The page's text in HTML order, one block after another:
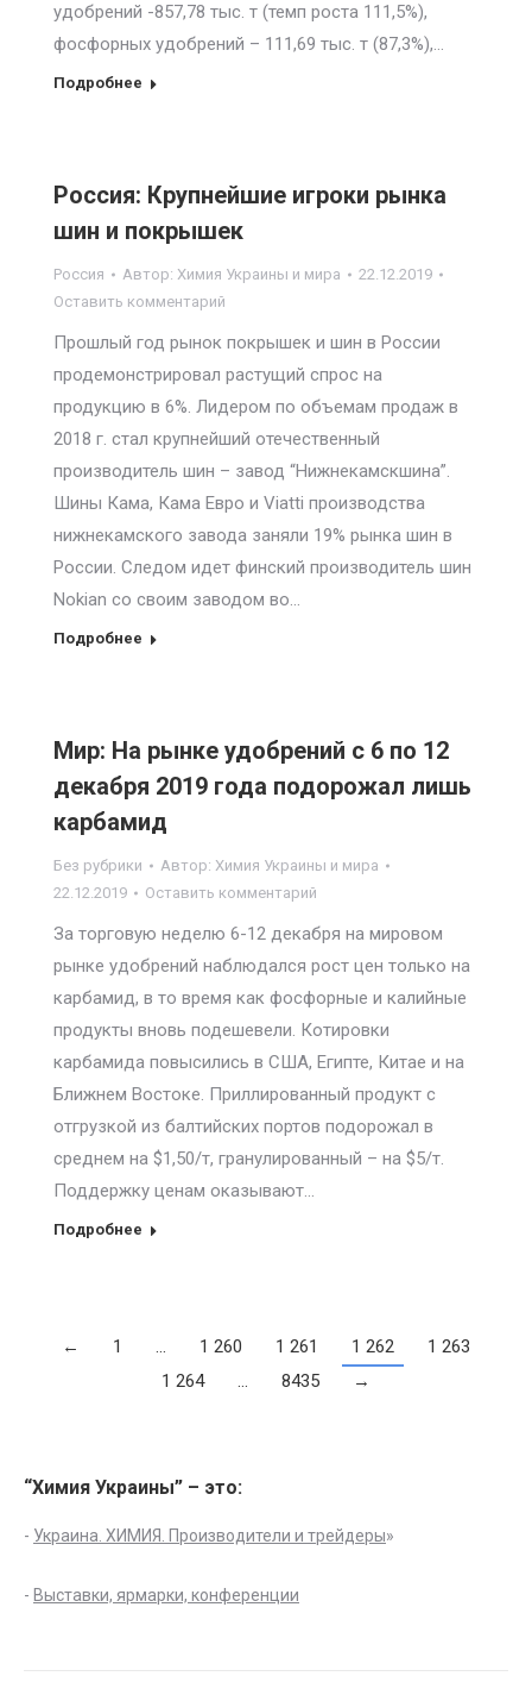
удобрений -857,78 тыс. т (темп роста 111,5%),
фосфорных удобрений – 111,69 тыс. т (87,3%),…
Подробнее
Россия: Крупнейшие игроки рынка
шин и покрышек
Россия Автор: Химия Украины и мира
22.12.2019
Оставить комментарий
Прошлый год рынок покрышек и шин в России
продемонстрировал растущий спрос на
продукцию в 6%. Лидером по объемам продаж в
2018 г. стал крупнейший отечественный
производитель шин – завод “Нижнекамскшина”.
Шины Кама, Кама Евро и Viatti производства
нижнекамского завода заняли 19% рынка шин в
России. Следом идет финский производитель шин
Nokian со своим заводом во…
Подробнее
Мир: На рынке удобрений с 6 по 12
декабря 2019 года подорожал лишь
карбамид
Без рубрики Автор: Химия Украины и мира
22.12.2019
Оставить комментарий
За торговую неделю 6-12 декабря на мировом
рынке удобрений наблюдался рост цен только на
карбамид, в то время как фосфорные и калийные
продукты вновь подешевели. Котировки
карбамида повысились в США, Египте, Китае и на
Ближнем Востоке. Приллированный продукт с
отгрузкой из балтийских портов подорожал в
среднем на $1,50/т, гранулированный – на $5/т.
Поддержку ценам оказывают…
Подробнее
← 1 … 1 260 1 261 1 262
1 263
1 264
… 8435 →
“Химия Украины” – это:
- Украина. ХИМИЯ. Производители и трейдеры»
- Выставки, ярмарки, конференции